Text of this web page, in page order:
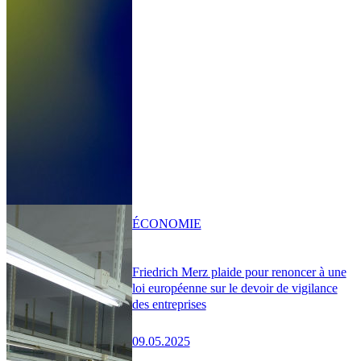
Friedrich Merz plaide pour renoncer à une
loi européenne sur le devoir de vigilance
des entreprises
09.05.2025
ÉCONOMIE